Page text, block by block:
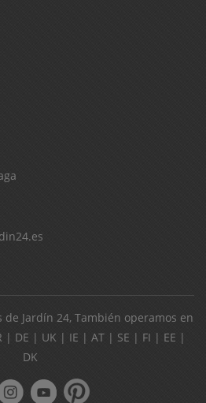
de Jardín 24, También operamos en
| DE | UK | IE | AT | SE | FI | EE |
DK